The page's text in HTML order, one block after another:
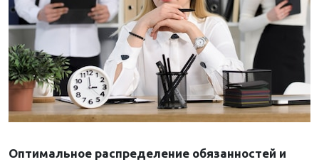
Оптимальное распределение обязанностей и